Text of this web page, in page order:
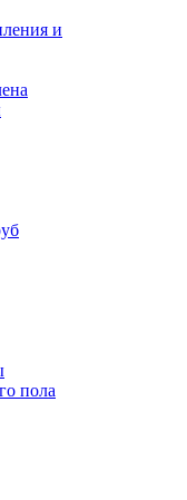
и
пола